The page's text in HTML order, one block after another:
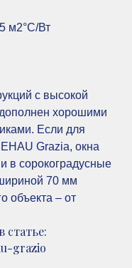
м2°С/Вт
с высокой
хорошими
Если для
Grazia, окна
в сорокоградусные
70 мм
объекта – от
статье:
grazio